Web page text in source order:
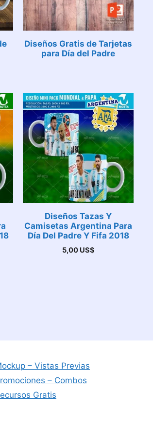
Diseños Gratis de Tarjetas
para Día del Padre
Diseños Tazas Y
Camisetas Argentina Para
Día Del Padre Y Fifa 2018
5,00 US$
– Vistas Previas
– Combos
Gratis